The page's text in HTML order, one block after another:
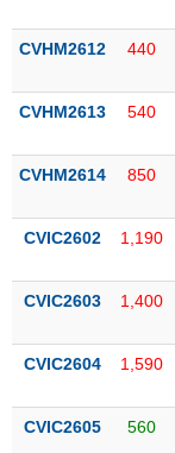
CVHM2612 440
CVHM2613 540
CVHM2614 850
CVIC2602 1,190
CVIC2603 1,400
CVIC2604 1,590
CVIC2605 560
Tất cả Người
Tin
tức
của
giả
(-)
phân
tích